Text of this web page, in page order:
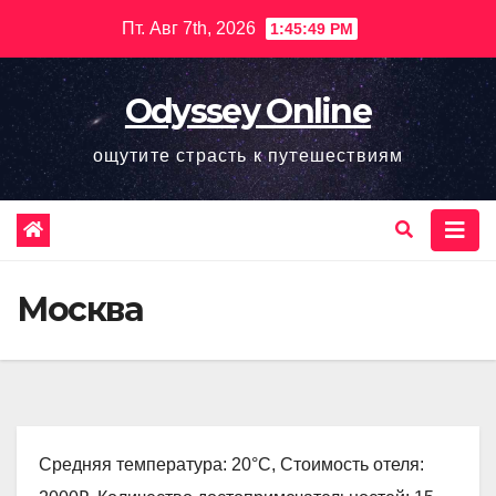
содержимому
Пт. Авг 7th, 2026 1:45:50 PM
Odyssey Online
ощутите страсть к путешествиям
Москва
Средняя температура: 20°C, Стоимость отеля: